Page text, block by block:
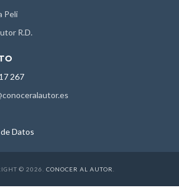
Peli
R.D.
267
Datos
© 2026. CONOCER AL AUTOR